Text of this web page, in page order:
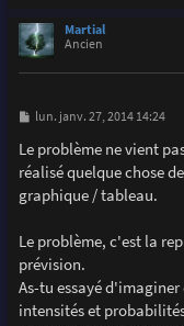
Martial
Ancien
M
s
s
a
e
lun. janv. 27, 2014 14:24
Le problème ne vient
réalisé quelque chose
graphique / tableau.
Le problème, c'est la
prévision.
As-tu essayé d'imaginer
intensités et